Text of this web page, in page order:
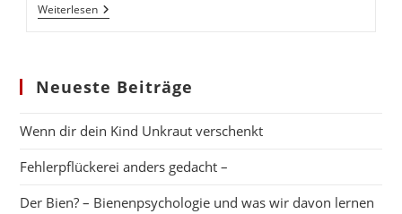
WeiterlesenDas
Reine
Neueste Beiträge
Wenn dir dein Kind Unkraut verschenkt
Fehlerpflückerei anders gedacht –
Der Bien? – Bienenpsychologie und was wir davon lernen